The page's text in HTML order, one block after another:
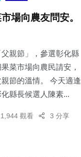
場向農友問安。
父親節」，參選彰化縣
菜市場向農民請安，
節的溫情。 今天適逢
縣長候選人陳素...
1,944 觀看 3 分享